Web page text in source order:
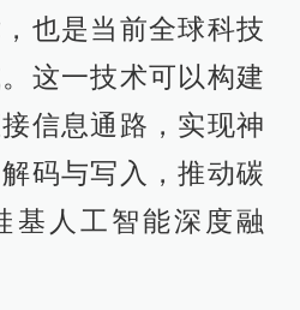
也是当前全球科技
这一技术可以构建
信息通路，实现神
码与写入，推动碳
基人工智能深度融